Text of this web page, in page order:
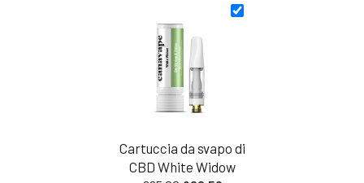
£25,00.
è:
Cartuccia da svapo di
CBD White Widow